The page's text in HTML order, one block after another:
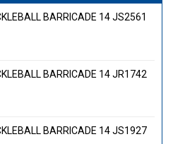
BARRICADE 14 JS2561
BARRICADE 14 JR1742
BARRICADE 14 JS1927